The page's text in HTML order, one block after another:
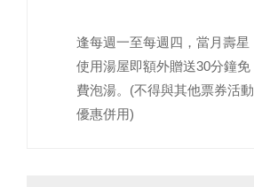
逢每週一至每週四，當月壽星
使用湯屋即額外贈送30分鐘免
費泡湯。(不得與其他票券活動
優惠併用)